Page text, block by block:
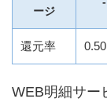
ージ
還元率
WEB明細サー